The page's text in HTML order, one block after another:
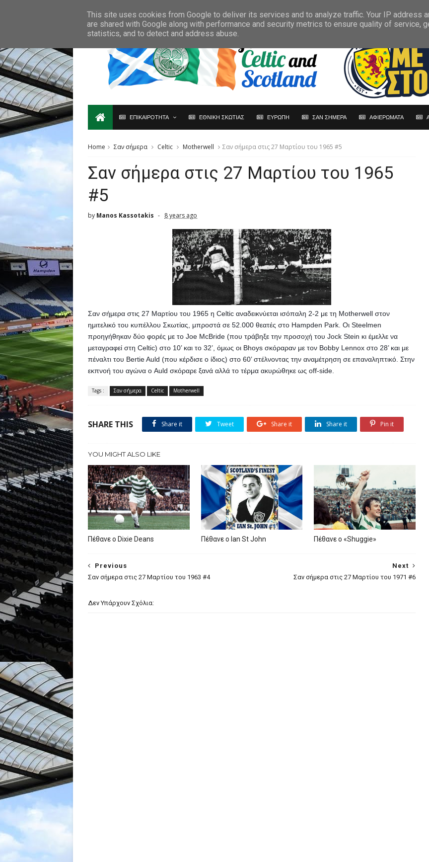
ΕΠΙΚΑΙΡΟΤΗΤΑ ΕΘΝΙΚΗ ΣΚΩΤΙΑΣ ΕΥΡΩΠΗ ΣΑΝ ΣΗΜΕΡΑ ΑΦΙΕΡΩΜΑΤΑ
Home Σαν σήμερα Celtic Motherwell Σαν σήμερα στις 27 Μαρτίου του 1965 #5
Σαν σήμερα στις 27 Μαρτίου του 1965
#5
by Manos Kassotakis 8 years ago
Σαν σήμερα στις 27 Μαρτίου του 1965 η Celtic αναδεικνύεται ισόπαλη 2-2 με τη Motherwell στον
ημιτελικό του κυπέλλου Σκωτίας, μπροστά σε 52.000 θεατές στο Hampden Park. Οι Steelmen
προηγήθηκαν δύο φορές με το Joe McBride (που τράβηξε την προσοχή του Jock Stein κι έμελλε να
μεταγραφεί στη Celtic) στο 10’ και το 32’, όμως οι Bhoys σκόραραν με τον Bobby Lennox στο 28’ και με
πέναλτι του Bertie Auld (που κέρδισε ο ίδιος) στο 60’ στέλνοντας την αναμέτρηση σε επαναληπτικό. Στην
εκπνοή του αγώνα ο Auld σκόραρε ξανά αλλά το τέρμα ακυρώθηκε ως off-side.
Tags : Σαν σήμερα Celtic Motherwell
SHARE THIS Share it Tweet Share it Share it Pin it
YOU MIGHT ALSO LIKE
Πέθανε ο Dixie Deans Πέθανε ο Ian St John Πέθανε ο «Shuggie»
Next
Σαν σήμερα στις 27 Μαρτίου του 1971 #6
Previous
Σαν σήμερα στις 27 Μαρτίου του 1963 #4
Δεν Υπάρχουν Σχόλια:
This site uses cookies from Google to deliver its services and to analyze traffic. Your IP address
are shared with Google along with performance and security metrics to ensure quality of service,
statistics, and to detect and address abuse.